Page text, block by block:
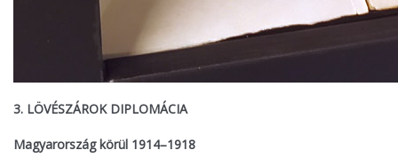
3. LÖVÉSZÁROK DIPLOMÁCIA
Magyarország körül 1914–1918